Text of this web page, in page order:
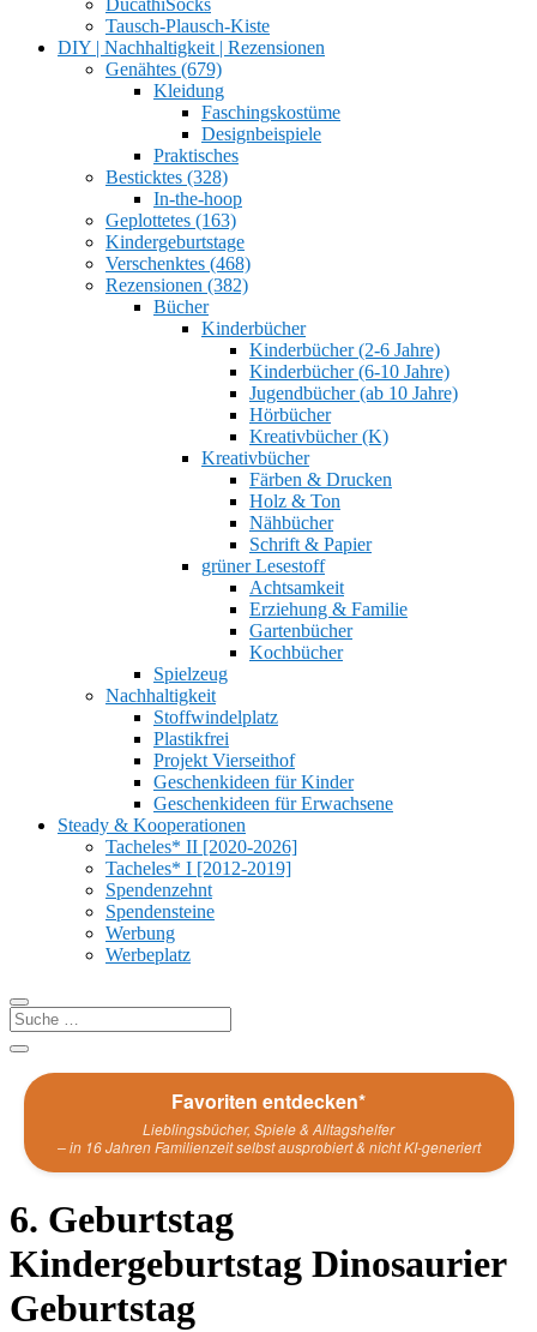
DucathiSocks
Tausch-Plausch-Kiste
DIY | Nachhaltigkeit | Rezensionen
Genähtes (679)
Kleidung
Faschingskostüme
Designbeispiele
Praktisches
Besticktes (328)
In-the-hoop
Geplottetes (163)
Kindergeburtstage
Verschenktes (468)
Rezensionen (382)
Bücher
Kinderbücher
Kinderbücher (2-6 Jahre)
Kinderbücher (6-10 Jahre)
Jugendbücher (ab 10 Jahre)
Hörbücher
Kreativbücher (K)
Kreativbücher
Färben & Drucken
Holz & Ton
Nähbücher
Schrift & Papier
grüner Lesestoff
Achtsamkeit
Erziehung & Familie
Gartenbücher
Kochbücher
Spielzeug
Nachhaltigkeit
Stoffwindelplatz
Plastikfrei
Projekt Vierseithof
Geschenkideen für Kinder
Geschenkideen für Erwachsene
Steady & Kooperationen
Tacheles* II [2020-2026]
Tacheles* I [2012-2019]
Spendenzehnt
Spendensteine
Werbung
Werbeplatz
Favoriten entdecken*
Lieblingsbücher, Spiele & Alltagshelfer
– in 16 Jahren Familienzeit selbst ausprobiert & nicht KI-generiert
6. Geburtstag
Kindergeburtstag Dinosaurier
Geburtstag